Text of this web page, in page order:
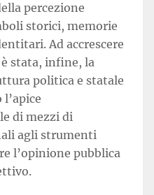
percezione
storici, memorie
Ad accrescere
stata, infine, la
politica e statale
di mezzi di
agli strumenti
l’opinione pubblica